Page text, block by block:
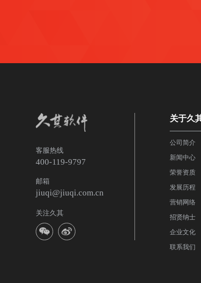
客服热线
400-119-9797
邮箱
jiuqi@jiuqi.com.cn
关注久其
关于久
公司简介
新闻中心
荣誉资质
发展历程
营销网络
招贤纳士
企业文化
联系我们